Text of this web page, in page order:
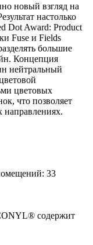
новый взгляд на
настолько
Dot Award: Product
Fuse и Fields
большие
Концепция
нейтральный
цветовых
что позволяет
направлениях.
33
содержит